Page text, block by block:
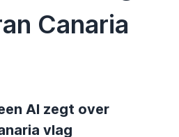
Canaria
AI zegt over
vlag